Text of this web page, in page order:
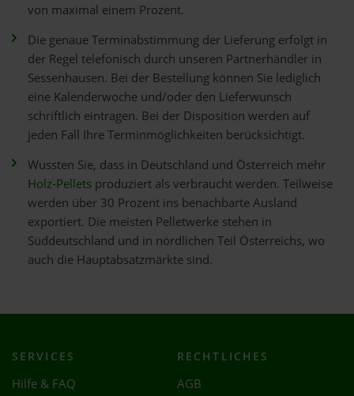
von maximal einem Prozent.
Die genaue Terminabstimmung der Lieferung erfolgt in
der Regel telefonisch durch unseren Partnerhändler in
Sessenhausen. Bei der Bestellung können Sie lediglich
eine Kalenderwoche und/oder den Lieferwunsch
schriftlich eintragen. Bei der Disposition werden auf
jeden Fall Ihre Terminmöglichkeiten berücksichtigt.
Wussten Sie, dass in Deutschland und Österreich mehr
Holz-Pellets produziert als verbraucht werden. Teilweise
werden über 30 Prozent ins benachbarte Ausland
exportiert. Die meisten Pelletwerke stehen in
Süddeutschland und in nördlichen Teil Österreichs, wo
auch die Hauptabsatzmärkte sind.
SERVICES
Hilfe & FAQ
RECHTLICHES
AGB